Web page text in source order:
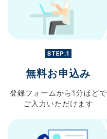
STEP.1
無料お申込み
登録フォームから 1分ほどで
ご入力 いただけます